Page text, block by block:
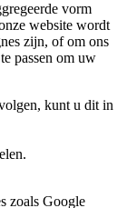
vorm
website wordt
zijn, of om ons
passen om uw
kunt u dit in
zoals Google